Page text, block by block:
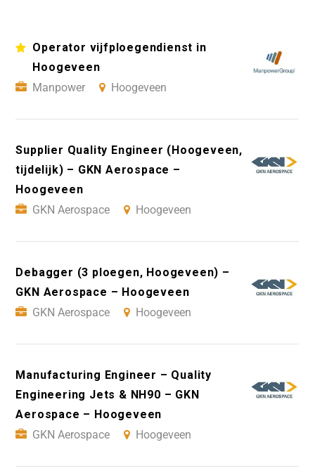
Operator vijfploegendienst in
Hoogeveen
Manpower
Hoogeveen
Supplier Quality Engineer (Hoogeveen,
tijdelijk) – GKN Aerospace –
Hoogeveen
GKN Aerospace
Hoogeveen
Debagger (3 ploegen, Hoogeveen) –
GKN Aerospace – Hoogeveen
GKN Aerospace
Hoogeveen
Manufacturing Engineer – Quality
Engineering Jets & NH90 – GKN
Aerospace – Hoogeveen
GKN Aerospace
Hoogeveen